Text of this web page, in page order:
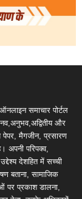
समाचार पोर्टल
और
पेपर, मैगजीन, प्रसारण
अपनी परिपक्व,
देशहित में सच्ची
बताना, सामाजिक
पर प्रकाश डालना,